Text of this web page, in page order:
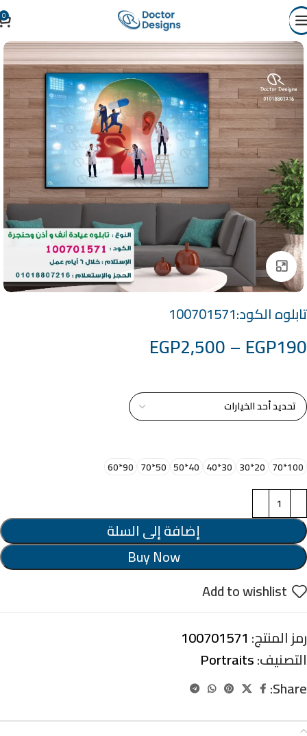
0
Click to enlarge
تابلوه الكود:100701571
EGP190
–
EGP2,500
100*70
20*30
30*40
40*50
50*70
90*60
إضافة إلى السلة
Buy Now
Add to wishlist
رمز المنتج: 100701571
التصنيف:Portraits
Share: